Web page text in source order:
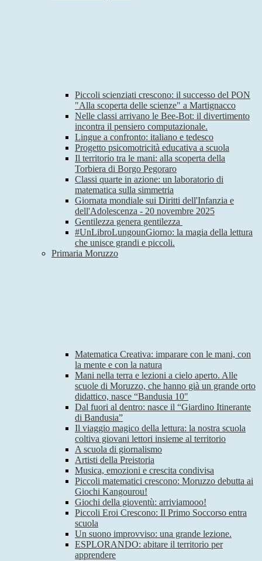
Piccoli scienziati crescono: il successo del PON
"Alla scoperta delle scienze" a Martignacco
Nelle classi arrivano le Bee-Bot: il divertimento
incontra il pensiero computazionale.
Lingue a confronto: italiano e tedesco
Progetto psicomotricità educativa a scuola
Il territorio tra le mani: alla scoperta della
Torbiera di Borgo Pegoraro
Classi quarte in azione: un laboratorio di
matematica sulla simmetria
Giornata mondiale sui Diritti dell'Infanzia e
dell'Adolescenza - 20 novembre 2025
Gentilezza genera gentilezza
#UnLibroLungounGiorno: la magia della lettura
che unisce grandi e piccoli.
Primaria Moruzzo
Matematica Creativa: imparare con le mani, con
la mente e con la natura
Mani nella terra e lezioni a cielo aperto. Alle
scuole di Moruzzo, che hanno già un grande orto
didattico, nasce “Bandusia 10"
Dal fuori al dentro: nasce il “Giardino Itinerante
di Bandusia”
Il viaggio magico della lettura: la nostra scuola
coltiva giovani lettori insieme al territorio
A scuola di giornalismo
Artisti della Preistoria
Musica, emozioni e crescita condivisa
Piccoli matematici crescono: Moruzzo debutta ai
Giochi Kangourou!
Giochi della gioventù: arriviamooo!
Piccoli Eroi Crescono: Il Primo Soccorso entra
scuola
Un suono improvviso: una grande lezione.
ESPLORANDO: abitare il territorio per
apprendere